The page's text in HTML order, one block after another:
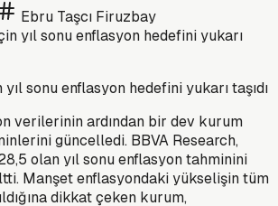
Ebru Taşcı Firuzbay
sonu enflasyon hedefini yukarı taşıdı
verilerinin ardından bir dev kurum
güncelledi. BBVA Research,
olan yıl sonu enflasyon tahminini
Manşet enflasyondaki yükselişin tüm
dikkat çeken kurum,